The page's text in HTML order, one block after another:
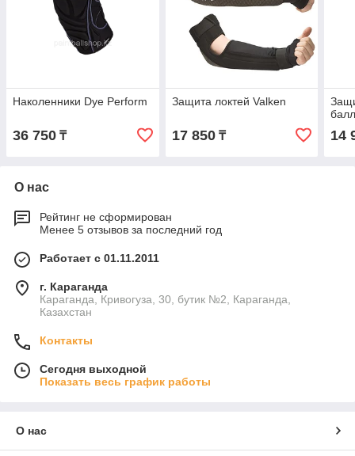
Наколенники Dye Perform
36 750 ₸
Защита локтей Valken
17 850₸ 14
О нас
Рейтинг не сформирован
Менее 5 отзывов за последний год
Работает с 01.11.2011
г. Караганда
Караганда, Кривогуза, 30, бутик №2, Караганда,
Казахстан
Контакты
Сегодня выходной
Показать весь график работы
О нас